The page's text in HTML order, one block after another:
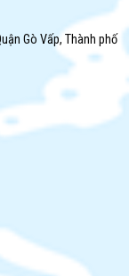
Gò Vấp, Thành phố